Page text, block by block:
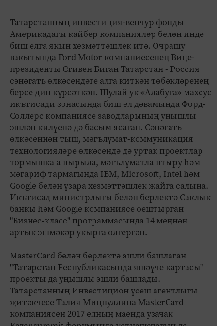
Татарстанның инвестиция-венчур фонды
Америкадагы кайбер компанияләр белән инде
биш елга якын хезмәттәшлек итә. Очрашу
вакытында Ford Motor компаниесенең Вице-
президенты Стивен Биган Татарстан - Россия
сәнәгать өлкәсендәге алга киткән төбәкләренең
берсе дип күрсәткән. Шулай ук «Алабуга» махсус
икътисади зонасында биш ел дәвамында Форд-
Соллерс компаниясе заводларының уңышлы
эшләп килүенә дә басым ясаган. Сәнәгать
өлкәсеннән тыш, мәгълүмат-коммуникация
технологияләре өлкәсендә дә уртак проектлар
тормышка ашырыла, мәгълүматлаштыру һәм
мәгариф тармагында IBM, Microsoft, Intel һәм
Google белән үзара хезмәттәшлек җайга салына.
Икътисад министрлыгы белән берлектә Саклык
банкы һәм Google компаниясе оештырган
"Бизнес-класс" программасында 14 меңнән
артык эшмәкәр укырга өлгергән.
MasterCard белән берлектә эшли башлаган
"Татарстан Республикасында яшәүче картасы"
проекты да уңышлы эшли башлады.
Татарстанның Инвестицион үсеш агентлыгы
җитәкчесе Талия Миңнуллина MasterCard
компаниясен 2017 елның маенда узачак